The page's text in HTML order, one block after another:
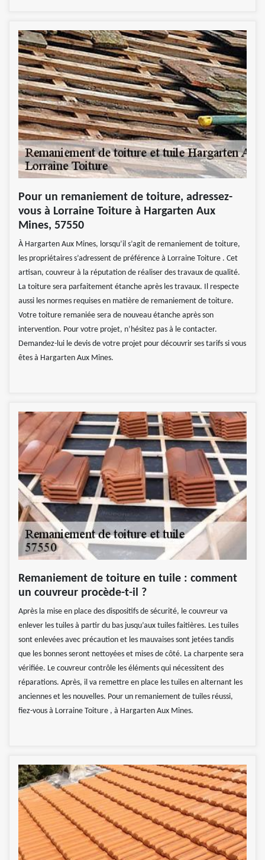
Pour un remaniement de toiture, adressez-
vous à Lorraine Toiture à Hargarten Aux
Mines, 57550
À Hargarten Aux Mines, lorsqu’il s’agit de remaniement de toiture,
les propriétaires s’adressent de préférence à Lorraine Toiture . Cet
artisan, couvreur à la réputation de réaliser des travaux de qualité.
La toiture sera parfaitement étanche après les travaux. Il respecte
aussi les normes requises en matière de remaniement de toiture.
Votre toiture remaniée sera de nouveau étanche après son
intervention. Pour votre projet, n’hésitez pas à le contacter.
Demandez-lui le devis de votre projet pour découvrir ses tarifs si vous
êtes à Hargarten Aux Mines.
Remaniement de toiture en tuile : comment
un couvreur procède-t-il ?
Après la mise en place des dispositifs de sécurité, le couvreur va
enlever les tuiles à partir du bas jusqu’aux tuiles faitières. Les tuiles
sont enlevées avec précaution et les mauvaises sont jetées tandis
que les bonnes seront nettoyées et mises de côté. La charpente sera
vérifiée. Le couvreur contrôle les éléments qui nécessitent des
réparations. Après, il va remettre en place les tuiles en alternant les
anciennes et les nouvelles. Pour un remaniement de tuiles réussi,
fiez-vous à Lorraine Toiture , à Hargarten Aux Mines.